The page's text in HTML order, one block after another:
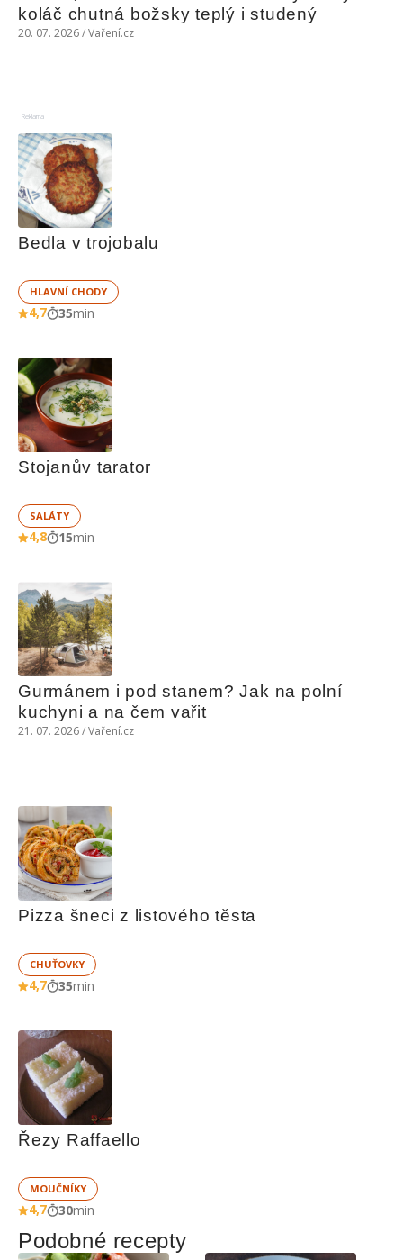
koláč chutná božsky teplý i studený
20. 07. 2026 / Vaření.cz
Reklama
Bedla v trojobalu
HLAVNÍ CHODY
4,7 35min
Stojanův tarator
SALÁTY
4,8 15min
Gurmánem i pod stanem? Jak na polní
kuchyni a na čem vařit
21. 07. 2026 / Vaření.cz
Pizza šneci z listového těsta
CHUŤOVKY
4,7 35min
Řezy Raffaello
MOUČNÍKY
4,7 30min
Podobné recepty